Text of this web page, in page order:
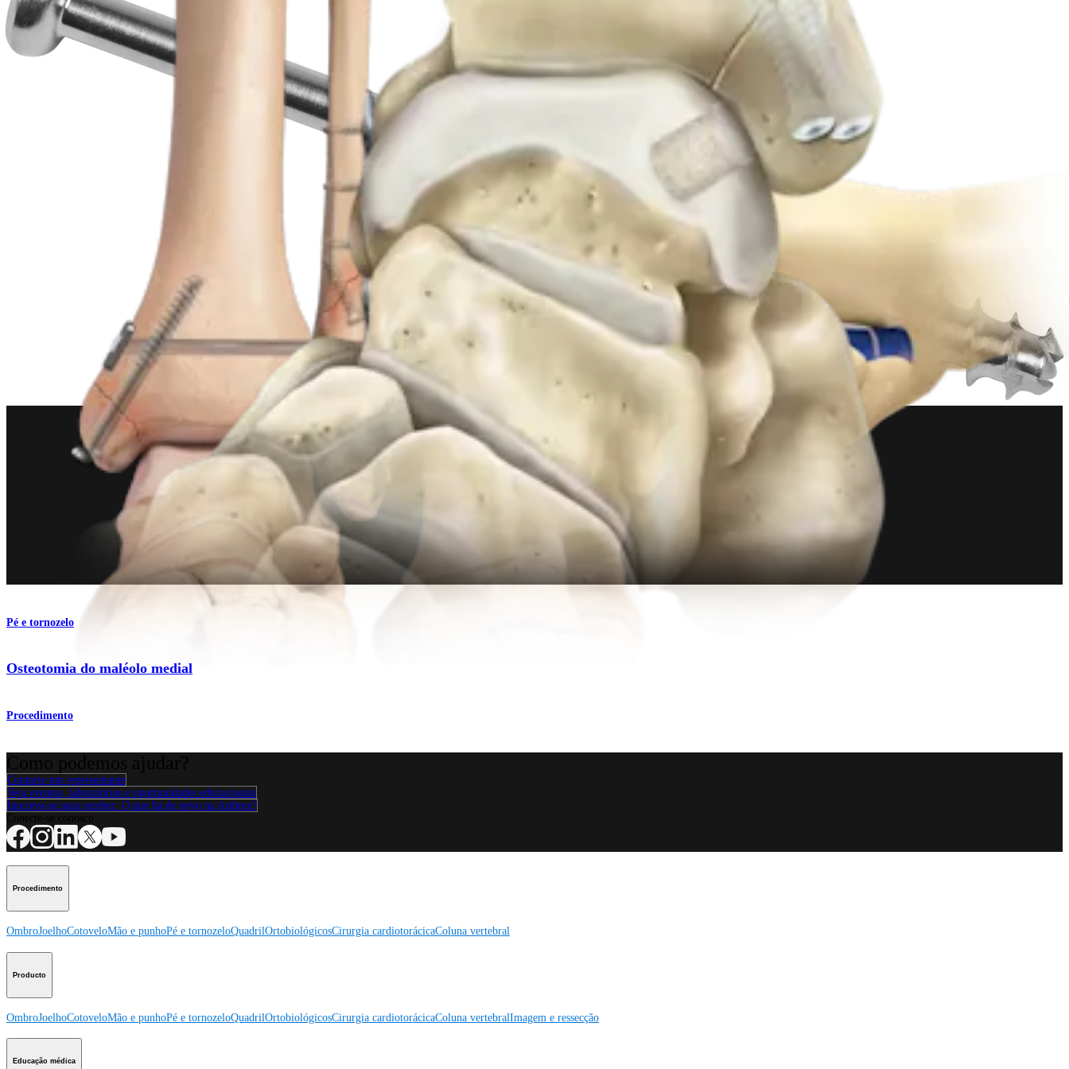
Fixação interna para fratura do tornozelo
Pé e tornozelo
Osteotomia do maléolo medial
Procedimento
Contacte um representante
Veja eventos, laboratórios e oportunidades educacionais
Inscreva-se para receber: O que há de novo na Arthrex?
Procedimento
OmbroJoelhoCotoveloMão e punhoPé e tornozeloQuadrilOrtobiológicosCirurgia cardiotorácicaColuna vertebral
Producto
OmbroJoelhoCotoveloMão e punhoPé e tornozeloQuadrilOrtobiológicosCirurgia cardiotorácicaColuna vertebralImagem e ressecção
Educação médica